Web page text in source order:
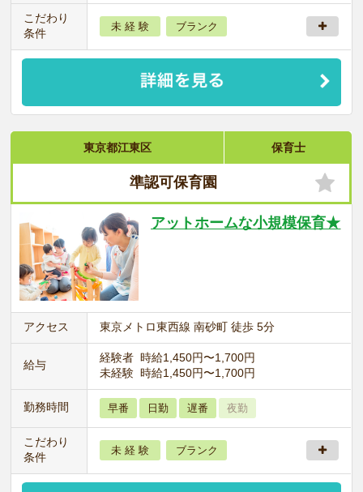
こだわり
条件
未 経 験 ブランク
東京都江東区 保育士
準認可保育園
アットホームな小規模保育★
アクセス 東京メトロ東西線 南砂町 徒歩 5分
給与
経験者 時給1,450円〜1,700円
未経験 時給1,450円〜1,700円
勤務時間 早番 日勤 遅番 夜勤
こだわり
条件
未 経 験 ブランク